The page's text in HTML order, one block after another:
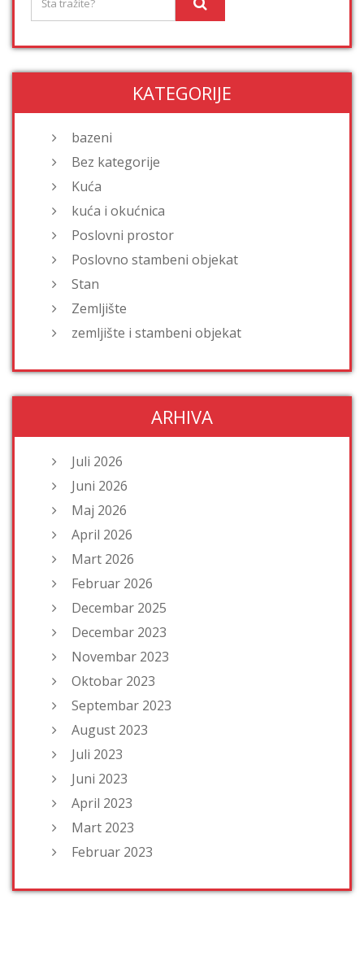
KATEGORIJE
bazeni
Bez kategorije
Kuća
kuća i okućnica
Poslovni prostor
Poslovno stambeni objekat
Stan
Zemljište
zemljište i stambeni objekat
ARHIVA
Juli 2026
Juni 2026
Maj 2026
April 2026
Mart 2026
Februar 2026
Decembar 2025
Decembar 2023
Novembar 2023
Oktobar 2023
Septembar 2023
August 2023
Juli 2023
Juni 2023
April 2023
Mart 2023
Februar 2023